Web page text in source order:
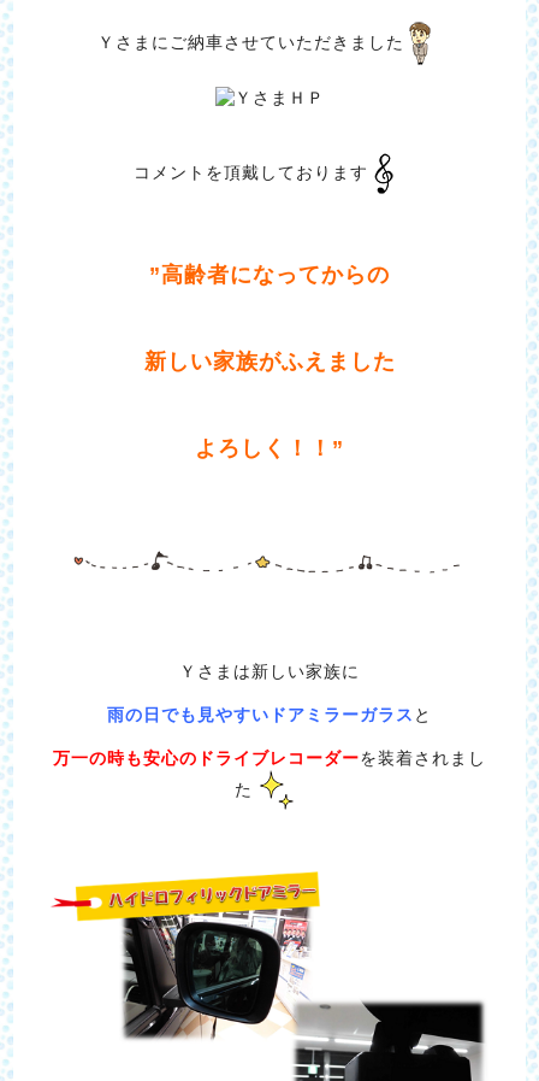
Ｙさまにご納車させていただきました
コメントを頂戴しております
”高齢者になってからの
新しい家族がふえました
よろしく！！”
Ｙさまは新しい家族に
雨の日でも見やすいドアミラーガラス と
万一の時も安心のドライブレコーダーを装着されまし
た